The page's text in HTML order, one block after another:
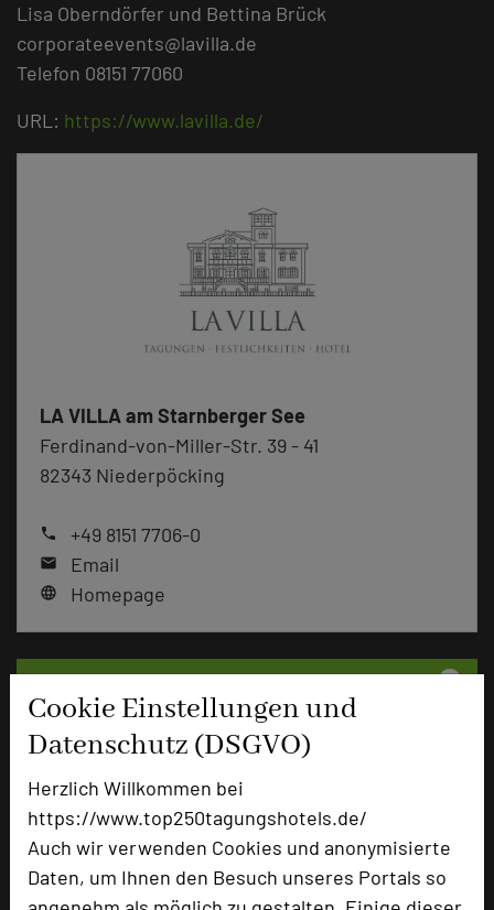
Cookie Einstellungen und
Datenschutz (DSGVO)
Herzlich Willkommen bei
https://www.top250tagungshotels.de/
Auch wir verwenden Cookies und anonymisierte
Daten, um Ihnen den Besuch unseres Portals so
Lisa Oberndörfer und Bettina Brück
corporateevents@lavilla.de
Telefon 08151 77060
URL: https://www.lavilla.de/
LA VILLA am Starnberger See
Ferdinand-von-Miller-Str. 39 - 41
82343 Niederpöcking
phone +49 8151 7706-0
mail Email
language Homepage
zur Tagungsanfrage hinzufügen add_circle
Hotel bewerten
Hoteldaten